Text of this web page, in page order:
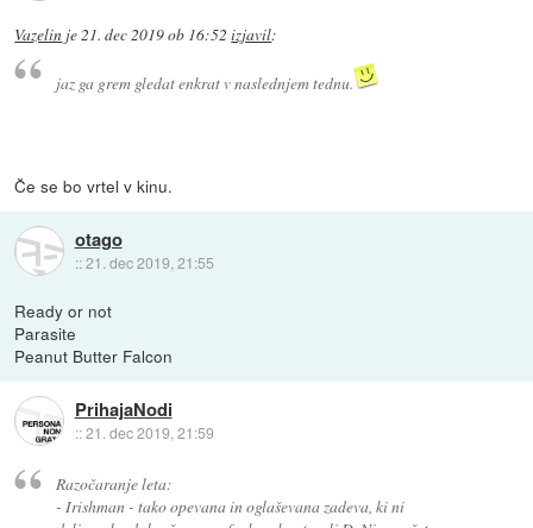
Vazelin je21. dec 2019 ob 16:52 izjavil:
jaz ga grem gledat enkrat v naslednjem tednu.
Če se bo vrtel v kinu.
otago
::21. dec 2019, 21:55
Ready or not
Parasite
Peanut Butter Falcon
PrihajaNodi
::21. dec 2019, 21:59
Razočaranje leta:
- Irishman - tako opevana in oglaševana zadeva, ki ni